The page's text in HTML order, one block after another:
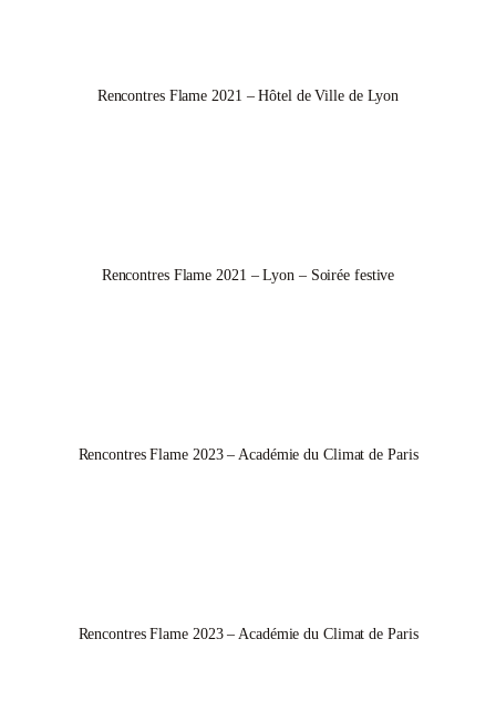
Rencontres Flame 2021 – Hôtel de Ville de Lyon
Rencontres Flame 2021 – Lyon – Soirée festive
Rencontres Flame 2023 – Académie du Climat de Paris
Rencontres Flame 2023 – Académie du Climat de Paris